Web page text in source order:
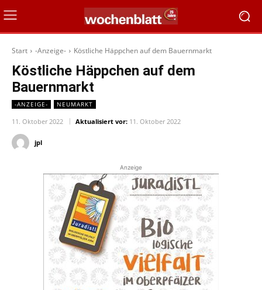
Start -Anzeige- Köstliche Häppchen auf dem Bauernmarkt
Köstliche Häppchen auf dem
Bauernmarkt
-ANZEIGE- NEUMARKT
11. Oktober 2022 Aktualisiert vor: 11. Oktober 2022
jpl
Anzeige